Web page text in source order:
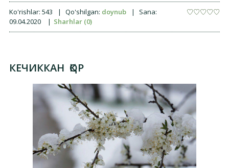
Ko'rishlar: 543 | Qo'shilgan: doynub |
Sana:
09.04.2020
| Sharhlar (0)
КЕЧИККАН ҚОР